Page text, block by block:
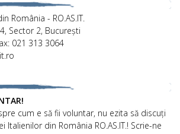
România - RO.AS.IT.
Sector 2, București
021 313 3064
cum e să fii voluntar, nu ezita să discuți
Italienilor din România RO.AS.IT.! Scrie-ne